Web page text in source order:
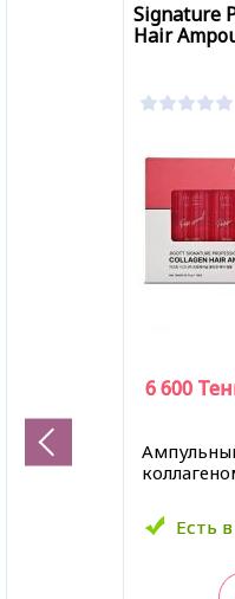
Signature
Hair
Есть
6 600
Есть
6 600